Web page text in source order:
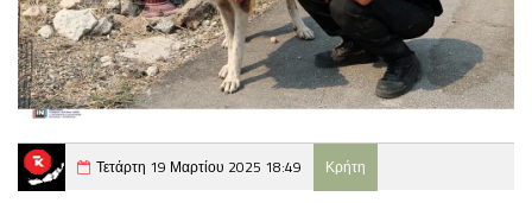
Τετάρτη 19 Μαρτίου 2025 18:49 Κρήτη